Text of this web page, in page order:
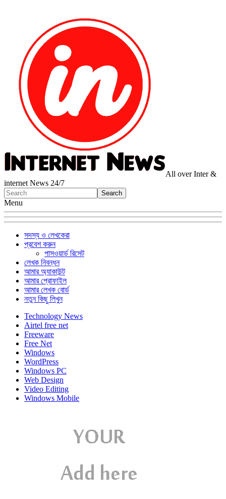
All over Inter &
internet News 24/7
Menu
সদস্য ও লেখকেরা
প্রবেশ করুন
পাসওয়ার্ড রিসেট
লেখক নিবন্ধন
আমার অ্যাকাউন্ট
আমার প্রোফাইল
আমার লেখক বোর্ড
নতুন কিছু লিখুন
Technology News
Airtel free net
Freeware
Free Net
Windows
WordPress
Windows PC
Web Design
Video Editing
Windows Mobile